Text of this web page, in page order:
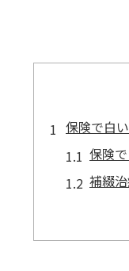
保険で白
保険
補綴
銀歯